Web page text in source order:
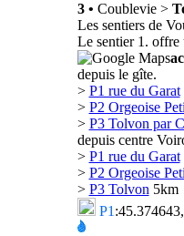
3 • Coublevie >
Les sentiers de
Le sentier 1. offre
depuis le gîte.
> P1 rue du Garat
> P2 Orgeoise
> P3 Tolvon par
depuis centre
> P1 rue du Garat
> P2 Orgeoise
> P3 Tolvon 5km
P1